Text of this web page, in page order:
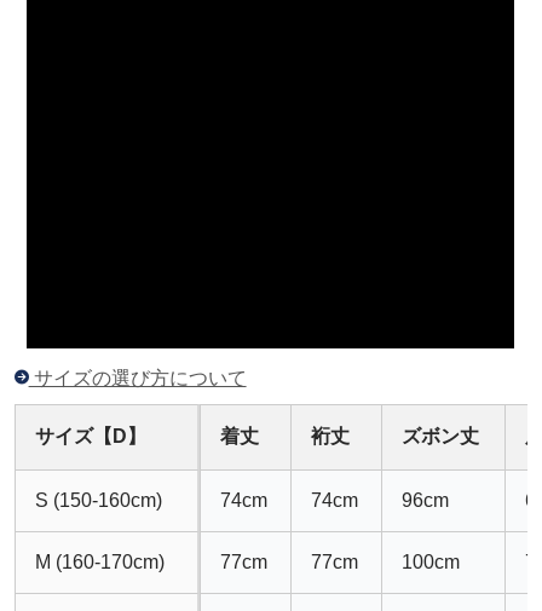
サイズの選び方について
サイズ【D】 着丈 裄丈 ズボン丈
S (150-160cm) 74cm 74cm 96cm
M (160-170cm) 77cm 77cm 100cm